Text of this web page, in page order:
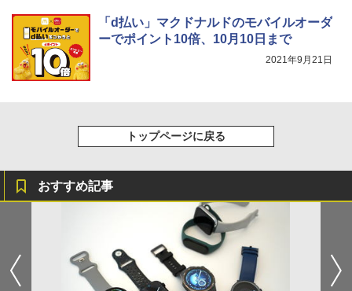
「d払い」マクドナルドのモバイルオーダ
ーでポイント10倍、10月10日まで
2021年9月21日
トップページに戻る
おすすめ記事